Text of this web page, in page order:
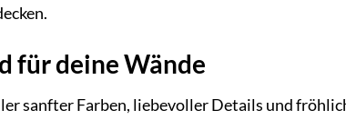
für deine Wände
sanfter Farben, liebevoller Details und